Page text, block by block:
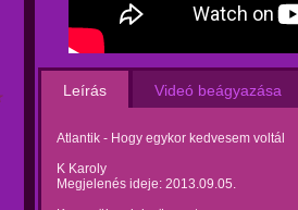
Leírás Videó beágyazása
Atlantik - Hogy egykor kedvesem voltál
K Karoly
Megjelenés ideje: 2013.09.05.